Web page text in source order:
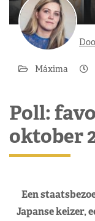
Máxima
Poll:
oktober
Een
Japanse keizer,